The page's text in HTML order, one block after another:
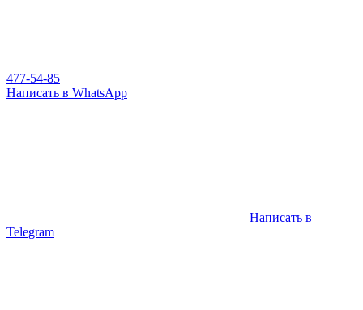
477-54-85
Написать в WhatsApp
Написать в
Telegram